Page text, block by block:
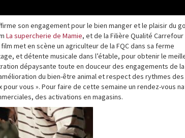
son engagement pour le bien manger et le plaisir du
La supercherie de Mamie, et de la Filière Qualité Carrefour
film met en scène un agriculteur de la FQC dans sa ferme
et détente musicale dans l’étable, pour obtenir le
dépaysante toute en douceur des engagements de
du bien-être animal et respect des rythmes des
vous ». Pour faire de cette semaine un rendez-vous
des activations en magasins.